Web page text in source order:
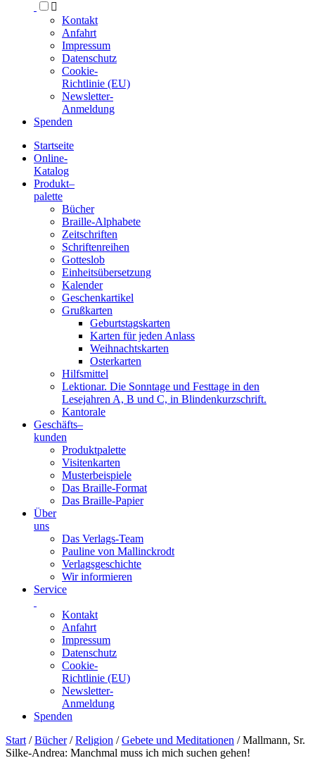

Kontakt
Anfahrt
Impressum
Datenschutz
Cookie-
Richtlinie (EU)
Newsletter-
Anmeldung
Spenden
Blindenschrift-
Verlag
Druckerei
gGmbH
Startseite
Online-
Katalog
Produkt–
palette
Bücher
Braille-Alphabete
Zeitschriften
Schriftenreihen
Gotteslob
Einheitsübersetzung
Kalender
Geschenkartikel
Grußkarten
Geburtstagskarten
Karten für jeden Anlass
Weihnachtskarten
Osterkarten
Hilfsmittel
Lektionar. Die Sonntage und Festtage in den
Lesejahren A, B und C, in Blindenkurzschrift.
Kantorale
Geschäfts­–
kunden
Produktpalette
Visitenkarten
Musterbeispiele
Das Braille-Format
Das Braille-Papier
Über
uns
Das Verlags-Team
Pauline von Mallinckrodt
Verlagsgeschichte
Wir informieren
Service
Kontakt
Anfahrt
Impressum
Datenschutz
Cookie-
Richtlinie (EU)
Newsletter-
Anmeldung
Spenden
Skip
to
Start /Bücher/Religion /Gebete und Meditationen / Mallmann, Sr.
Silke-Andrea: Manchmal muss ich mich suchen gehen!